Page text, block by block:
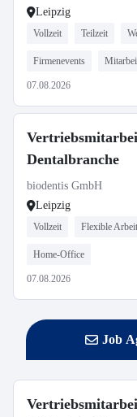
Leipzig
Vollzeit Teilzeit
Firmenevents
07.08.2026
Dentalbranche
biodentis GmbH
Leipzig
Vollzeit Flexible
Home-Office
07.08.2026
Job